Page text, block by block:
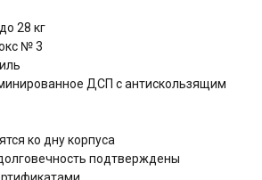
28 кг
№ 3
ДСП с антискользящим
ко дну корпуса
подтверждены